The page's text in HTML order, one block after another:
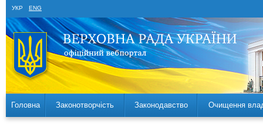
УКР ENG
Головна Законотворчість Законодавство Очищення